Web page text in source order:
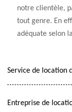
notre clientèle,
tout genre. En
adéquate selon
Service de location
Entreprise de